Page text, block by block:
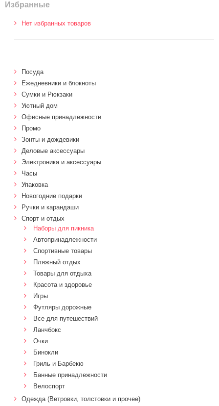
Избранные
Нет избранных товаров
Посуда
Ежедневники и блокноты
Сумки и Рюкзаки
Уютный дом
Офисные принадлежности
Промо
Зонты и дождевики
Деловые аксессуары
Электроника и аксессуары
Часы
Упаковка
Новогодние подарки
Ручки и карандаши
Спорт и отдых
Наборы для пикника
Автопринадлежности
Спортивные товары
Пляжный отдых
Товары для отдыха
Красота и здоровье
Игры
Футляры дорожные
Все для путешествий
Ланчбокс
Очки
Бинокли
Гриль и Барбекю
Банные принадлежности
Велоспорт
Одежда (Ветровки, толстовки и прочее)